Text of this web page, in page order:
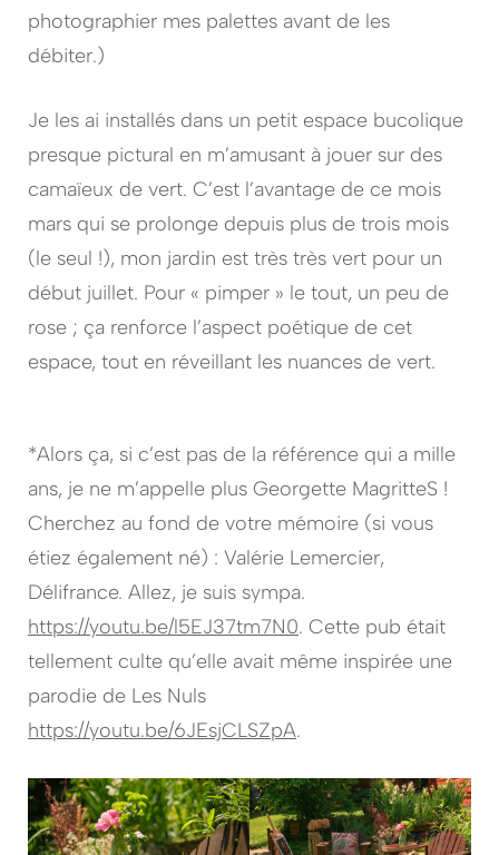
photographier mes palettes avant de les
débiter.)
Je les ai installés dans un petit espace bucolique
presque pictural en m’amusant à jouer sur des
camaïeux de vert. C’est l’avantage de ce mois
mars qui se prolonge depuis plus de trois mois
(le seul !), mon jardin est très très vert pour un
début juillet. Pour « pimper » le tout, un peu de
rose ; ça renforce l’aspect poétique de cet
espace, tout en réveillant les nuances de vert.
*Alors ça, si c’est pas de la référence qui a mille
ans, je ne m’appelle plus Georgette MagritteS !
Cherchez au fond de votre mémoire (si vous
étiez également né) : Valérie Lemercier,
Délifrance. Allez, je suis sympa.
https://youtu.be/l5EJ37tm7N0. Cette pub était
tellement culte qu’elle avait même inspirée une
parodie de Les Nuls
https://youtu.be/6JEsjCLSZpA.